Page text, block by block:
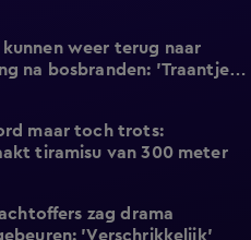
kunnen weer terug naar
na bosbranden: 'Traantje
maar toch trots:
tiramisu van 300 meter
zag drama
'Verschrikkelijk'